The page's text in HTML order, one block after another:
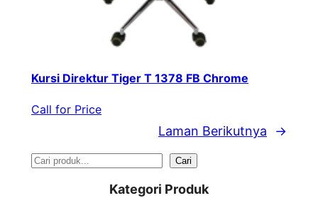
Kursi Direktur Tiger T 1378 FB Chrome
Call for Price
Laman Berikutnya →
S
Cari
Kategori Produk